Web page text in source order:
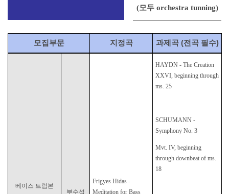
(모두 orchestra tunning)
모집부문 지정곡 과제곡 (전곡 필수)
베이스 트럼본
부수석
Frigyes Hidas -
Meditation for Bass
HAYDN - The Creation
XXVI, beginning through
ms. 25
SCHUMANN -
Symphony No. 3
Mvt. IV, beginning
through downbeat of ms.
18